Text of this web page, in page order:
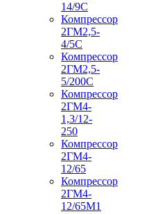
14/9С
Компрессор
2ГМ2,5-
4/5С
Компрессор
2ГМ2,5-
5/200С
Компрессор
2ГМ4-
1,3/12-
250
Компрессор
2ГМ4-
12/65
Компрессор
2ГМ4-
12/65М1